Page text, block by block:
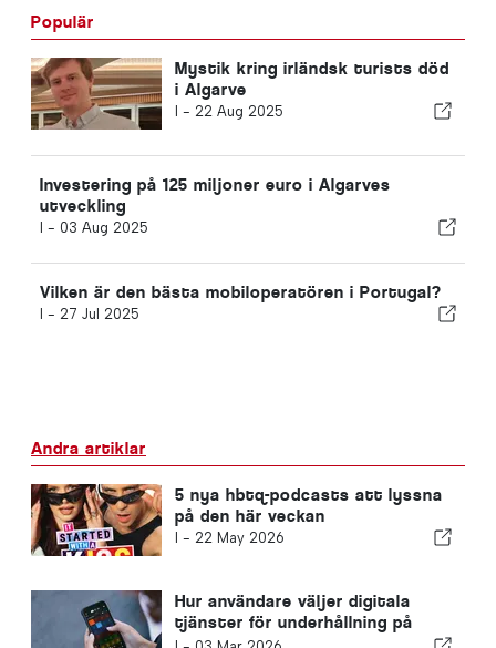
Populär
Mystik kring irländsk turists död
i Algarve
I - 22 Aug 2025
Investering på 125 miljoner euro i Algarves
utveckling
I - 03 Aug 2025
Vilken är den bästa mobiloperatören i Portugal?
I - 27 Jul 2025
Andra artiklar
5 nya hbtq-podcasts att lyssna
på den här veckan
I - 22 May 2026
Hur användare väljer digitala
tjänster för underhållning på
nätet